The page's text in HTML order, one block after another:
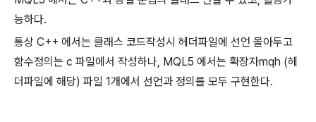
능하다.
통상 C++ 에서는 클래스 코드작성시 헤더파일에 선언 몰아두고
함수정의는 c 파일에서 작성하나, MQL5 에서는 확장자mqh (헤
더파일에 해당) 파일 1개에서 선언과 정의를 모두 구현한다.